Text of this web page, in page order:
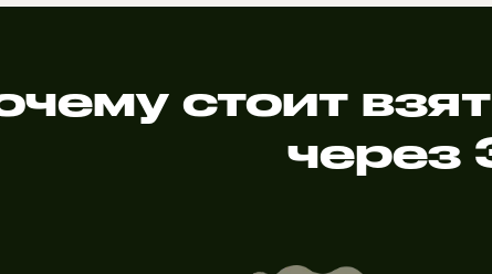
стоит